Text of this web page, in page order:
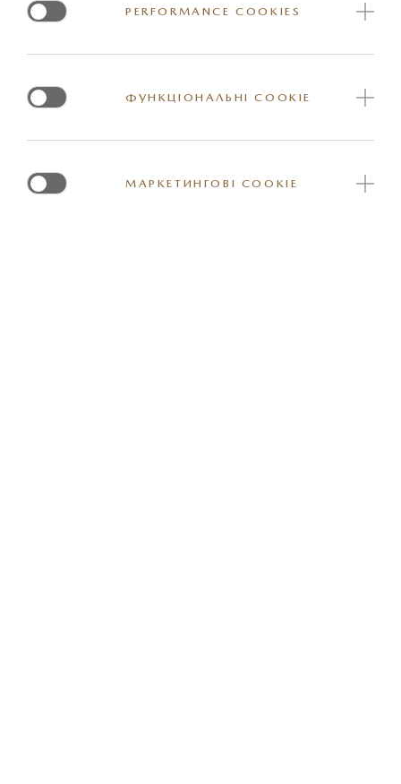
Килимок для багажнику з металевим логотипом "CX-30"
автомобілів з BOSE.
Артикул: DFR7V0381
PERFORMANCE COOKIES
ФУНКЦІОНАЛЬНІ COOKIE
МАРКЕТИНГОВІ COOKIE